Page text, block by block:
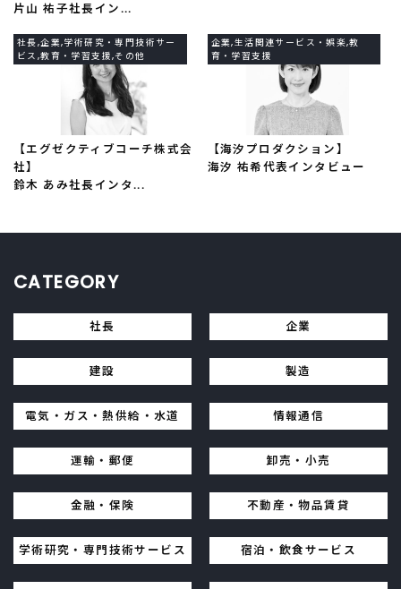
片山 祐子社長イン...
社長,企業,学術研究・専門技術サー
ビス,教育・学習支援,その他
【エグゼクティブコーチ株式会
社】
鈴木 あみ社長インタ...
企業,生活関連サービス・娯楽,教
育・学習支援
【海汐プロダクション】
海汐 祐希代表インタビュー
CATEGORY
社長 企業
建設 製造
電気・ガス・熱供給・水道 情報通信
運輸・郵便 卸売・小売
金融・保険 不動産・物品賃貸
学術研究・専門技術サービス 宿泊・飲食サービス